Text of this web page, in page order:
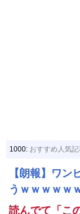
1000: おすすめ人気
【朗報】ワン
うｗｗｗｗｗ
読んでて「こ